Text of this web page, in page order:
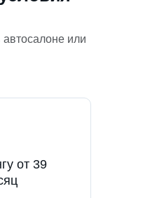
автосалоне или
от 39